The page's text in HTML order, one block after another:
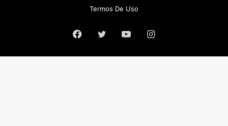
Termos De Uso
Facebook
Twitter YouTubeInstagram